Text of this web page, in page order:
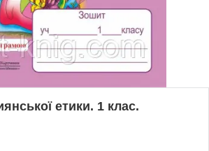
етики. 1 клас.